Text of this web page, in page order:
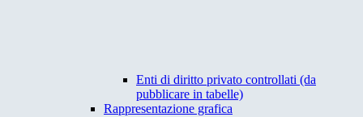
Enti di diritto privato controllati (da
pubblicare in tabelle)
Rappresentazione grafica